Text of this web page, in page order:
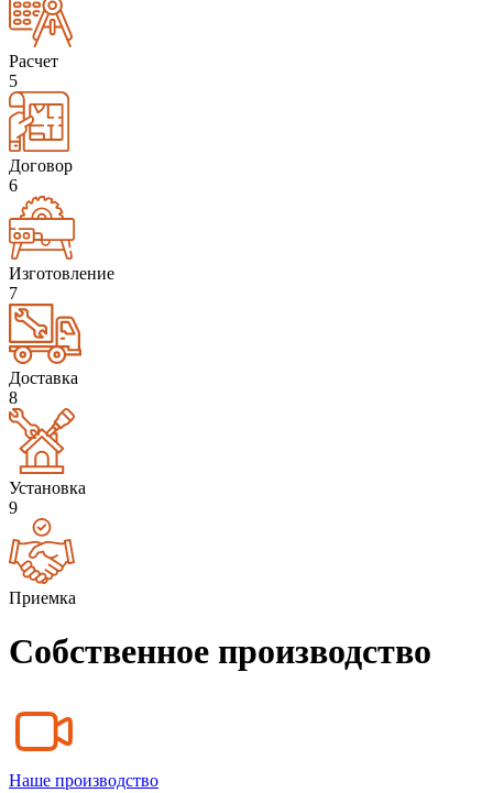
Расчет
5
Договор
6
Изготовление
7
Доставка
8
Установка
9
Приемка
Собственное производство
Наше производство